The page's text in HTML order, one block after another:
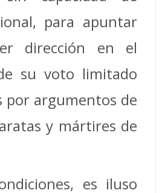
para apuntar
dirección en el
su voto limitado
por argumentos de
y mártires de
es iluso